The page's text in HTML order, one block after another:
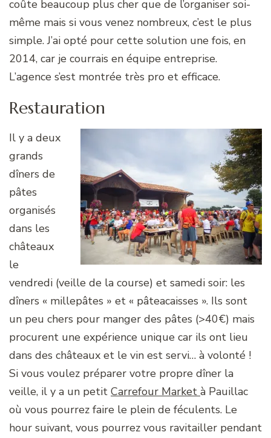
coûte beaucoup plus cher que de l’organiser soi-
même mais si vous venez nombreux, c’est le plus
simple. J’ai opté pour cette solution une fois, en
2014, car je courrais en équipe entreprise.
L’agence s’est montrée très pro et efficace.
Restauration
Il y a deux
grands
dîners de
pâtes
organisés
dans les
châteaux
le
vendredi (veille de la course) et samedi soir: les
dîners « millepâtes » et « pâteacaisses ». Ils sont
un peu chers pour manger des pâtes (>40€) mais
procurent une expérience unique car ils ont lieu
dans des châteaux et le vin est servi… à volonté !
Si vous voulez préparer votre propre dîner la
veille, il y a un petit Carrefour Market à Pauillac
où vous pourrez faire le plein de féculents. Le
hour suivant, vous pourrez vous ravitailler pendant